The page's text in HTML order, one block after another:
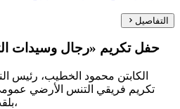
التفاصيل
حفل تكريم «رجال وسيدات
الكابتن محمود الخطيب، رئيس
تكريم فريقي التنس الأرضي
بلقب الدوري العام موسم ٢٠٢٥،